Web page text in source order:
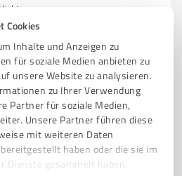
Cookies
Inhalte und Anzeigen zu
für soziale Medien anbieten zu
unsere Website zu analysieren.
zu Ihrer Verwendung
Partner für soziale Medien,
Unsere Partner führen diese
mit weiteren Daten
haben oder die sie im
Dienste gesammelt haben.
aus Giengen
TIERSTIMMEN